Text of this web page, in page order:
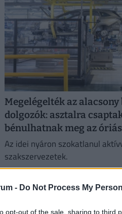
- Do Not Process My
opt-out of the sale, sharing to third
Megelégelték az
dolgozók: asztalra
bénulhatnak meg az
Az idei nyáron szokatlanul
szakszervezetek.